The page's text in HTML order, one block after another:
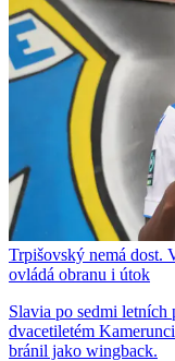
Trpišovský nemá dost.
ovládá obranu i útok
Slavia po sedmi
dvacetiletém
bránil jako wingback.